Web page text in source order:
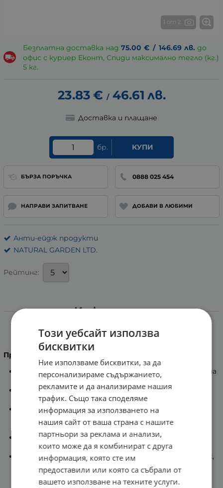
1 от 2
Безплатна доставка над 75.00 € / 146.69 лв. до
офис с куриер Еконт, Спиди максимално тегло (кг.)
5 кг.
23.83 € / 46.61 лв.
Доставка и плащане
бр. КУПИ
БЪРЗА ПОРЪЧКА 0888 025 454
НАПРАВИ ЗАПИТВАНЕ ДОБАВИ В ЛЮБИМИ
Анти-ейдж продукти
NATURAL GARDEN LTD.
Рейтинг:
Информация
Ревив Роуз Ултра интензивен серум за лице с
екстракт от охлюви и розово масло 30 мл.
Предназначение
Серумът за лице интензивно регенерира нормална
и суха кожа.
С висока концентрация на 100% екстракт от
охлюви и българско розово масло.
Видимо подмладява, енергизира и хидратира
кожата благодарение на съдържанието на
витамини, протеини и микроелементи.
Екстрактът от охлюви и розовото масло са
антиоксиданти с изразен анти-ейдж ефект.
Поддържа еластичността и естествения блясък,
като същевременно защитава кожата от
външните фактори на средата.
Този уебсайт използва
бисквитки
Ние използваме бисквитки, за да
персонализираме съдържанието,
рекламите и да анализираме нашия
трафик. Също така споделяме
информация за използването на
нашия сайт от ваша страна с нашите
партньори за реклама и анализи,
които може да я комбинират с друга
информация, която сте им
предоставили или която са събрали от
вашето използване на техните услуги.